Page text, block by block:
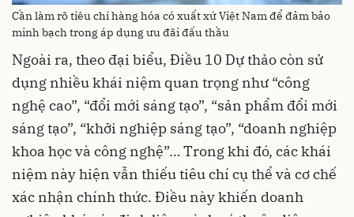
Cần làm rõ tiêu chí hàng hóa có xuất xứ Việt Nam để đảm bảo
minh bạch trong áp dụng ưu đãi đấu thầu
Ngoài ra, theo đại biểu, Điều 10 Dự thảo còn sử
dụng nhiều khái niệm quan trọng như “công
nghệ cao”, “đổi mới sáng tạo”, “sản phẩm đổi mới
sáng tạo”, “khởi nghiệp sáng tạo”, “doanh nghiệp
khoa học và công nghệ”… Trong khi đó, các khái
niệm này hiện vẫn thiếu tiêu chí cụ thể và cơ chế
xác nhận chính thức. Điều này khiến doanh